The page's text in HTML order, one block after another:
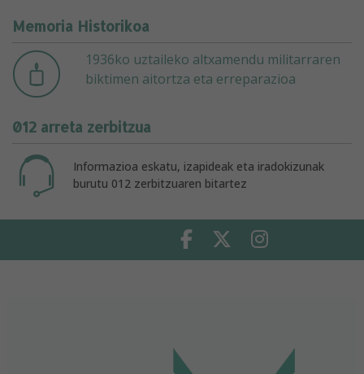
Memoria Historikoa
1936ko uztaileko altxamendu militarraren
biktimen aitortza eta erreparazioa
012 arreta zerbitzua
Informazioa eskatu, izapideak eta iradokizunak
burutu 012 zerbitzuaren bitartez
Facebook Twitter Instagram